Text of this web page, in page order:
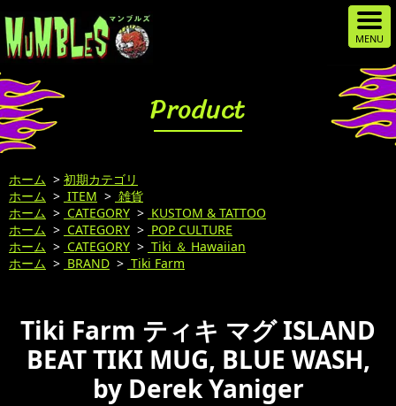
Product
ホーム > 初期カテゴリ
ホーム > ITEM > 雑貨
ホーム > CATEGORY > KUSTOM & TATTOO
ホーム > CATEGORY > POP CULTURE
ホーム > CATEGORY > Tiki ＆ Hawaiian
ホーム > BRAND > Tiki Farm
Tiki Farm ティキ マグ ISLAND
BEAT TIKI MUG, BLUE WASH,
by Derek Yaniger